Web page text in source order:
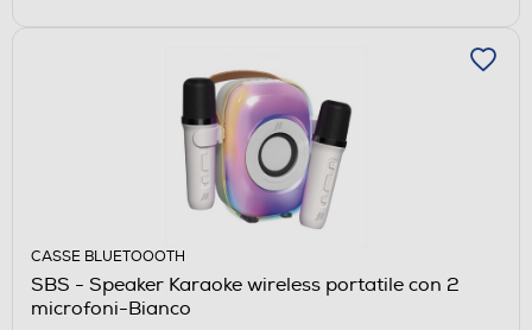
CASSE BLUETOOOTH
SBS - Speaker Karaoke wireless portatile con 2
microfoni-Bianco